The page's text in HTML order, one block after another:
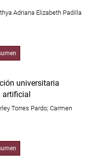
Adriana Elizabeth Padilla
universitaria
artificial
Torres Pardo; Carmen